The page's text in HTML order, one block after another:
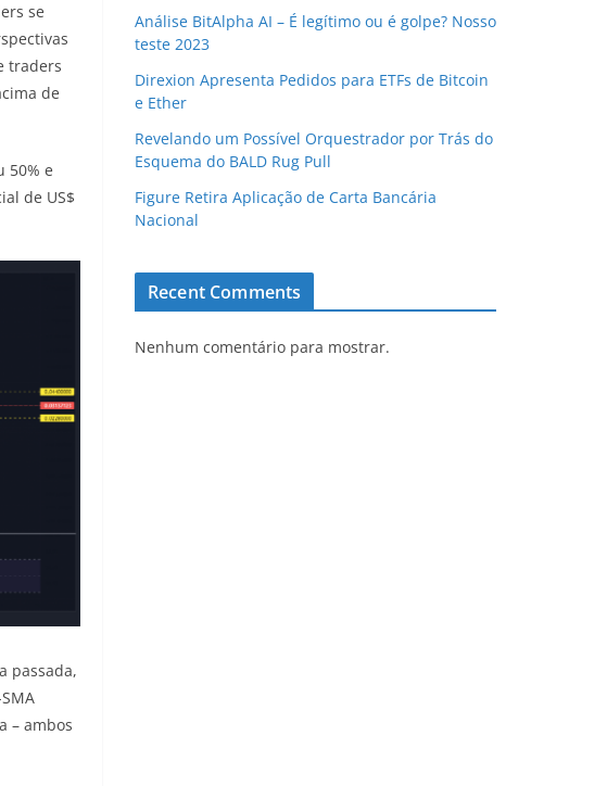
se
traders
de
50% e
de US$
passada,
– ambos
Análise BitAlpha AI – É legítimo ou é golpe? Nosso
teste 2023
Direxion Apresenta Pedidos para ETFs de Bitcoin
e Ether
Revelando um Possível Orquestrador por Trás do
Esquema do BALD Rug Pull
Figure Retira Aplicação de Carta Bancária
Nacional
Recent Comments
Nenhum comentário para mostrar.